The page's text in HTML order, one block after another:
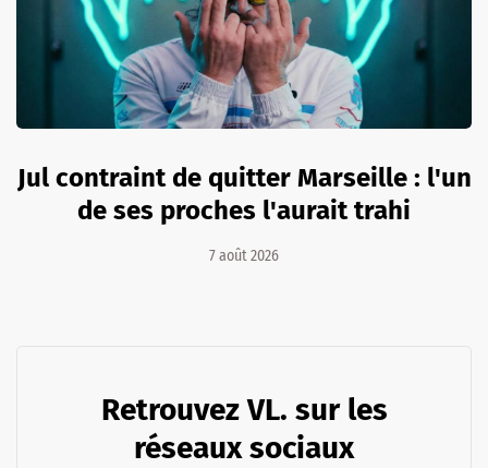
Jul contraint de quitter Marseille : l'un
de ses proches l'aurait trahi
7 août 2026
Retrouvez VL. sur les
réseaux sociaux